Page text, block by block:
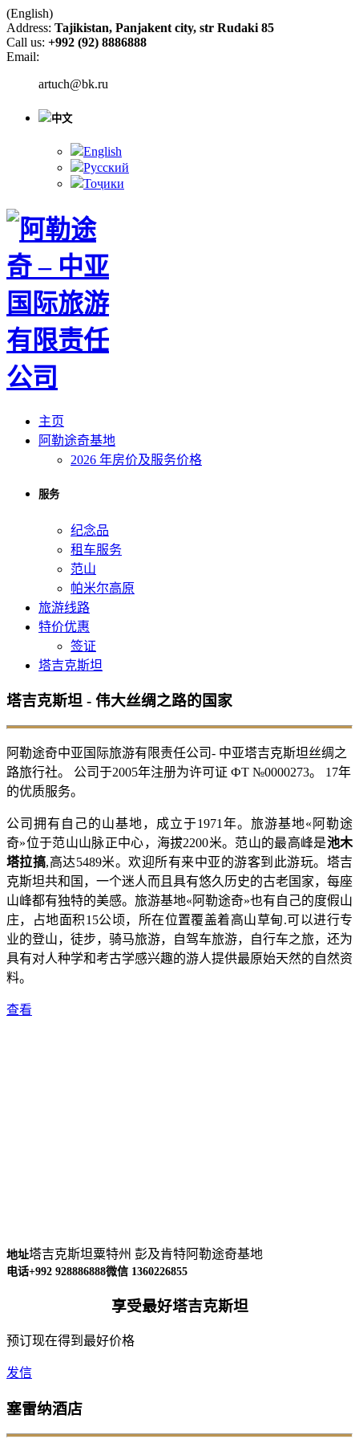
(English)
Address: Tajikistan, Panjakent city, str Rudaki 85
Call us: +992 (92) 8886888
Email:
artuch@bk.ru
中文
English
Русский
Тоҷики
主页
阿勒途奇基地
2026 年房价及服务价格
服务
纪念品
租车服务
范山
帕米尔高原
旅游线路
特价优惠
签证
塔吉克斯坦
塔吉克斯坦 - 伟大丝绸之路的国家
阿勒途奇中亚国际旅游有限责任公司- 中亚塔吉克斯坦丝绸之
路旅行社。 公司于2005年注册为许可证 ФТ №0000273。 17年
的优质服务。
公司拥有自己的山基地，成立于1971年。旅游基地«阿勒途
奇»位于范山山脉正中心，海拔2200米。范山的最高峰是池木
塔拉搞,高达5489米。欢迎所有来中亚的游客到此游玩。塔吉
克斯坦共和国，一个迷人而且具有悠久历史的古老国家，每座
山峰都有独特的美感。旅游基地«阿勒途奇»也有自己的度假山
庄，占地面积15公顷，所在位置覆盖着高山草甸.可以进行专
业的登山，徒步，骑马旅游，自驾车旅游，自行车之旅，还为
具有对人种学和考古学感兴趣的游人提供最原始天然的自然资
料。
查看
地址塔吉克斯坦粟特州 彭及肯特阿勒途奇基地
电话+992 928886888微信 1360226855
享受最好塔吉克斯坦
预订现在得到最好价格
发信
塞雷纳酒店